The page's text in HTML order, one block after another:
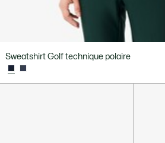
Sweatshirt Golf technique polaire